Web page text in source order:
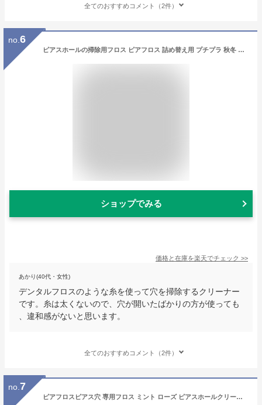
全てのおすすめコメント（2件）
no. 6
ピアスホールの掃除用フロス ピアフロス 詰め替え用 プチプラ 秋冬 大人気
ショップでみる
価格と在庫を楽天でチェック >>
あかり(40代・女性)
デンタルフロスのような糸を使って穴を掃除するクリーナー
です。糸は太くないので、穴が開いたばかりの方が使っても
、違和感がないと思います。
全てのおすすめコメント（2件）
no. 7
ピアフロスピアス穴 専用フロス ミント ローズ ピアスホールクリーナー おそうじ 掃除用 Piafloss